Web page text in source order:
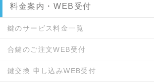
料金案内・WEB受付
鍵のサービス料金一覧
合鍵のご注文WEB受付
鍵交換 申し込みWEB受付